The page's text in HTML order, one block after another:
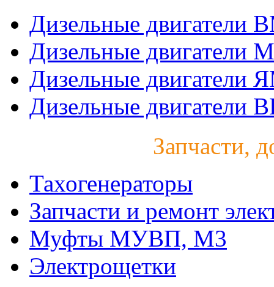
Дизельные двигатели
Дизельные двигатели
Дизельные двигатели
Дизельные двигатели
Запчасти,
Тахогенераторы
Запчасти и ремонт
Муфты МУВП, М3
Электрощетки